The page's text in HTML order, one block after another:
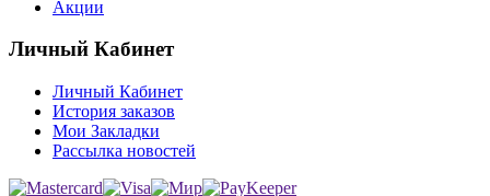
Акции
Личный Кабинет
Личный Кабинет
История заказов
Мои Закладки
Рассылка новостей